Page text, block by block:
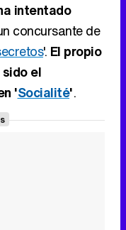
intentado
concursante de
'. El propio
sido el
'Socialité'.